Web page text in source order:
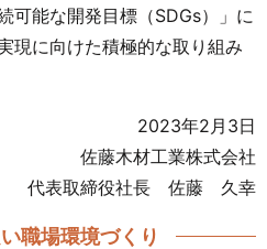
可能な開発目標（SDGs）」に
現に向けた積極的な取り組み
2023年2月3日
佐藤木材工業株式会社
代表取締役社長 佐藤 久幸
職場環境づくり